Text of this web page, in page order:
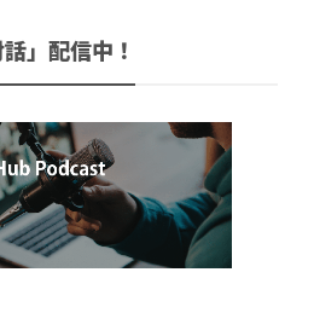
」配信中！